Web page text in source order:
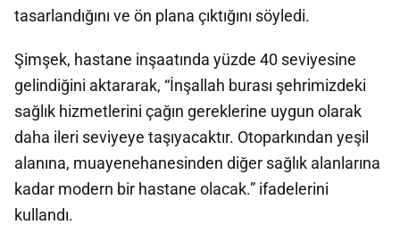
tasarlandığını ve ön plana çıktığını söyledi.
Şimşek, hastane inşaatında yüzde 40 seviyesine
gelindiğini aktararak, “İnşallah burası şehrimizdeki
sağlık hizmetlerini çağın gereklerine uygun olarak
daha ileri seviyeye taşıyacaktır. Otoparkından yeşil
alanına, muayenehanesinden diğer sağlık alanlarına
kadar modern bir hastane olacak.” ifadelerini
kullandı.